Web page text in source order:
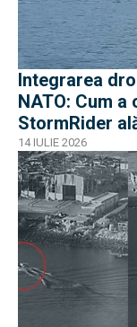
Integrarea
NATO: Cum
StormRider
14 IULIE 2026